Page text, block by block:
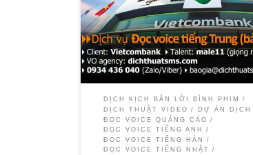
giọng đọc voice chuyên nghiệp bằng
Trung, tiếng Anh và tiếng Nhật.
DỊCH KỊCH BẢN LỜI BÌNH PHIM
DỊCH THUẬT VIDEO
DỰ ÁN DỊCH
ĐỌC VOICE QUẢNG CÁO
ĐỌC VOICE TIẾNG ANH
ĐỌC VOICE TIẾNG HÀN
ĐỌC VOICE TIẾNG NHẬT